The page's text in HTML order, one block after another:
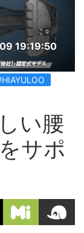
19:19:50
い腰
サポ